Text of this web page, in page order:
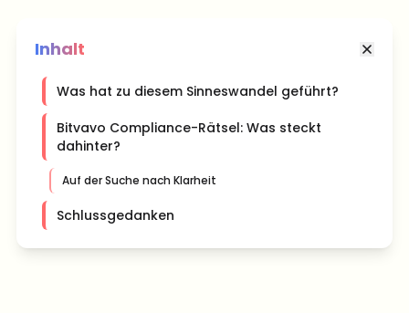
Inhalt
Was hat zu diesem Sinneswandel geführt?
Bitvavo Compliance-Rätsel: Was steckt
dahinter?
Auf der Suche nach Klarheit
Schlussgedanken